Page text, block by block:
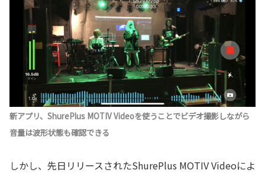
新アプリ、ShurePlus MOTIV Videoを使うことでビデオ撮影しながら
音量は波形状態も確認できる
しかし、先日リリースされたShurePlus MOTIV Videoによ